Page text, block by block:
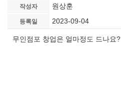
작성자 원상훈
등록일 2023-09-04
무인점포 창업은 얼마정도 드나요?